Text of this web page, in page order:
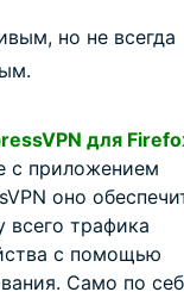
но не всегда
для
с приложением
оно
всего трафика
с помощью
Само по